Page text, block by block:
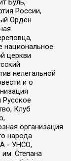
Буль,
России,
Орден
национальное
церкви
нелегальной
и о
Русское
Клуб
организация
народа
- УНСО,
им. Степана